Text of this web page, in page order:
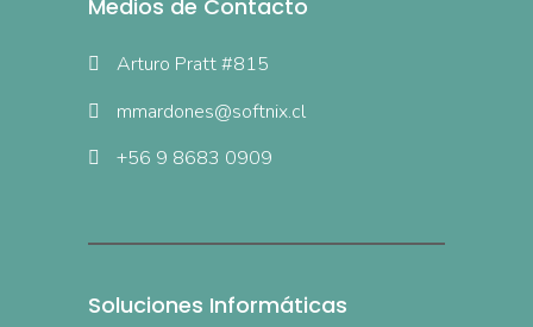
Medios de Contacto
Arturo Pratt #815
mmardones@softnix.cl
+56 9 8683 0909
Soluciones Informáticas